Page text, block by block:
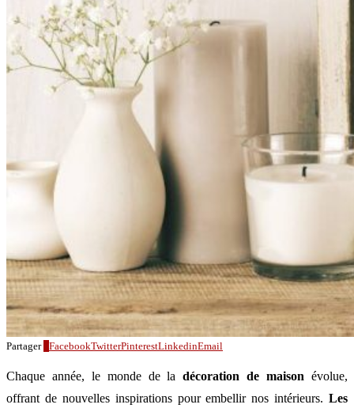
Partager FacebookTwitterPinterestLinkedinEmail
Chaque année, le monde de ladécoration de maison évolue,
offrant de nouvelles inspirations pour embellir nos intérieurs. Les